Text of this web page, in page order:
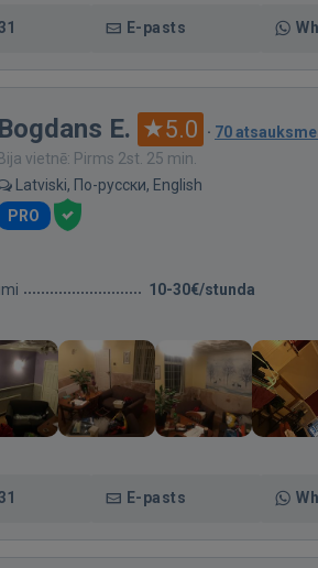
E-pasts
Bogdans E. 5.0 · 70
Bija vietnē: Pirms 2st. 25 min.
Latviski, По-русски, English
PRO
10-30€/stunda
E-pasts